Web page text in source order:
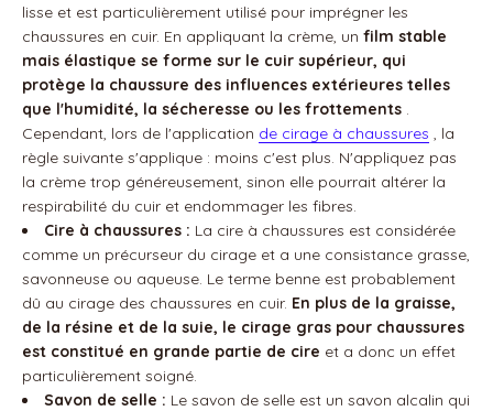
lisse et est particulièrement utilisé pour imprégner les
chaussures en cuir. En appliquant la crème, un film stable
mais élastique se forme sur le cuir supérieur, qui
protège la chaussure des influences extérieures telles
que l'humidité, la sécheresse ou les frottements .
Cependant, lors de l'application de cirage à chaussures , la
règle suivante s'applique : moins c'est plus. N'appliquez pas
la crème trop généreusement, sinon elle pourrait altérer la
respirabilité du cuir et endommager les fibres.
Cire à chaussures : La cire à chaussures est considérée
comme un précurseur du cirage et a une consistance grasse,
savonneuse ou aqueuse. Le terme benne est probablement
dû au cirage des chaussures en cuir. En plus de la graisse,
de la résine et de la suie, le cirage gras pour chaussures
est constitué en grande partie de cire et a donc un effet
particulièrement soigné.
Savon de selle : Le savon de selle est un savon alcalin qui